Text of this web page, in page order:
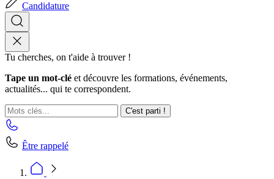
Candidature
Tu cherches, on t'aide à trouver !
Tape un mot-clé et découvre les formations, événements,
actualités... qui te correspondent.
C'est parti !
Être rappelé